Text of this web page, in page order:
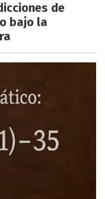
de
bajo la